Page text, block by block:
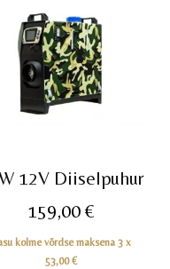
12V Diiselpuhur
159,00€
kolme võrdse maksena 3 x
53,00€